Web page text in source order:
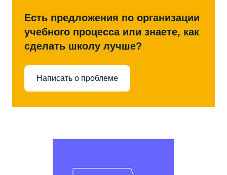
Есть предложения по организации
учебного процесса или знаете, как
сделать школу лучше?
Написать о проблеме